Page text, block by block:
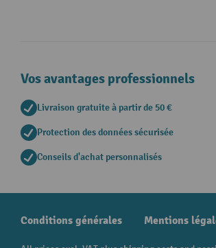
Vos avantages professionnels
Livraison gratuite à partir de 50 €
Protection des données sécurisée
Conseils d'achat personnalisés
Conditions générales Mentions